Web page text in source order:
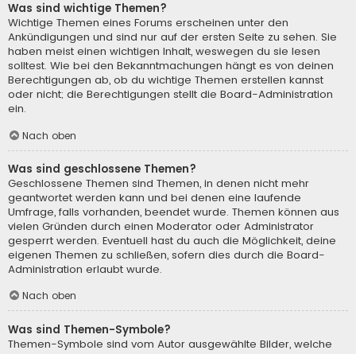
Was sind wichtige Themen?
Wichtige Themen eines Forums erscheinen unter den
Ankündigungen und sind nur auf der ersten Seite zu sehen. Sie
haben meist einen wichtigen Inhalt, weswegen du sie lesen
solltest. Wie bei den Bekanntmachungen hängt es von deinen
Berechtigungen ab, ob du wichtige Themen erstellen kannst
oder nicht; die Berechtigungen stellt die Board-Administration
ein.
Nach oben
Was sind geschlossene Themen?
Geschlossene Themen sind Themen, in denen nicht mehr
geantwortet werden kann und bei denen eine laufende
Umfrage, falls vorhanden, beendet wurde. Themen können aus
vielen Gründen durch einen Moderator oder Administrator
gesperrt werden. Eventuell hast du auch die Möglichkeit, deine
eigenen Themen zu schließen, sofern dies durch die Board-
Administration erlaubt wurde.
Nach oben
Was sind Themen-Symbole?
Themen-Symbole sind vom Autor ausgewählte Bilder, welche